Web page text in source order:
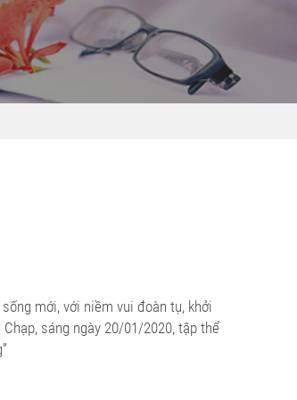
mới, với niềm vui đoàn tụ, khởi
sáng ngày 20/01/2020, tập thể